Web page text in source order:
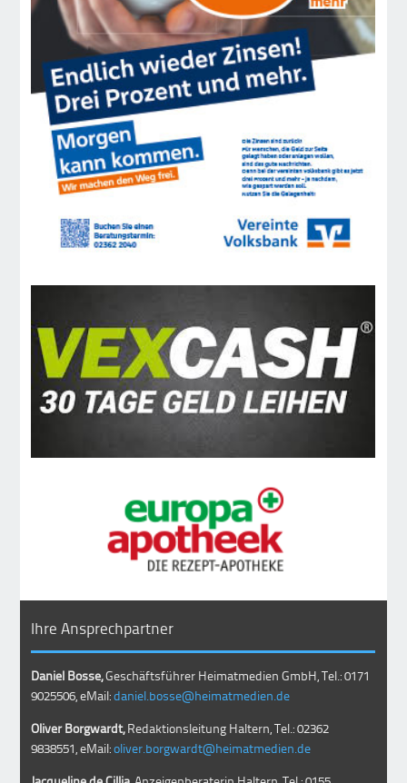
Ihre Ansprechpartner
Daniel Bosse,Geschäftsführer Heimatmedien GmbH, Tel.: 0171
9025506, eMail:daniel.bosse@heimatmedien.de
Oliver Borgwardt,Redaktionsleitung Haltern, Tel.: 02362
9838551, eMail:oliver.borgwardt@heimatmedien.de